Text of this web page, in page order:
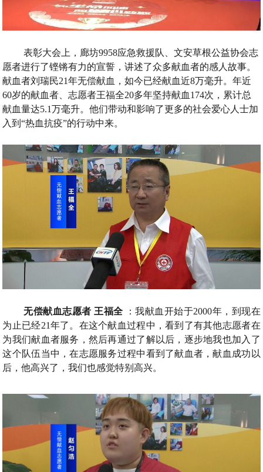
表彰大会上 ， 廊坊9958应急救援队 、文安草根公益协会志
愿者进行了铿锵有力的宣誓 ，讲述了众多献血者的感人故事。
献血者刘瑞民21年无偿献血 ，如今已经献血近8万毫升。年近
60岁的献血者 、志愿者王福全20多年坚持献血 174次 ， 累计总
献血量达5.1万毫升。他们带动和影响了更多的社会爱心人士加
入到“热血抗疫”的行动中来。
无偿献血志愿者 王福全 ：我献血开始于2000年 ， 到现在
为止已经21年了 。 在这个献血过程中 ，看到了有其他志愿者在
为我们献血者服务 ， 然后再通过了解以后 ， 逐步地我也加入了
这个队伍当中 ，在志愿服务过程中看到了献血者 ，献血成功以
后 ，他高兴了 ，我们也感觉特别高兴。